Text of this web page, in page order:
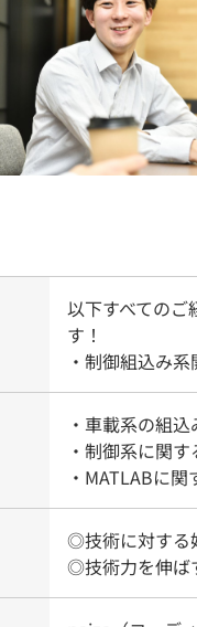
以下すべてのご
す！
・制御組込み
・車載系の組
・制御系に関
・MATLABに
◎技術に対する
◎技術力を伸ば